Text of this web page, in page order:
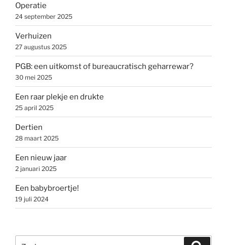
Operatie
24 september 2025
Verhuizen
27 augustus 2025
PGB: een uitkomst of bureaucratisch geharrewar?
30 mei 2025
Een raar plekje en drukte
25 april 2025
Dertien
28 maart 2025
Een nieuw jaar
2 januari 2025
Een babybroertje!
19 juli 2024